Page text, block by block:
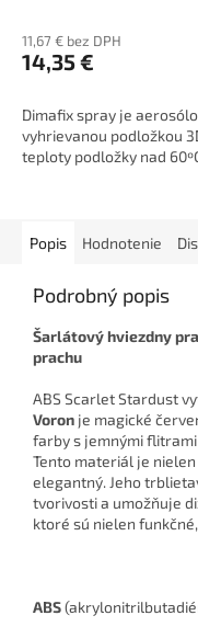
11,67 € bez DPH
14,35 €
Dimafix spray je
vyhrievanou podložkou
teploty podložky nad
Popis Hodnotenie
Podrobný popis
Šarlátový hviezdny
prachu
ABS Scarlet Stardust
Voron je magické
farby s jemnými
Tento materiál je
elegantný. Jeho
tvorivosti a umožňuje
ktoré sú nielen
ABS